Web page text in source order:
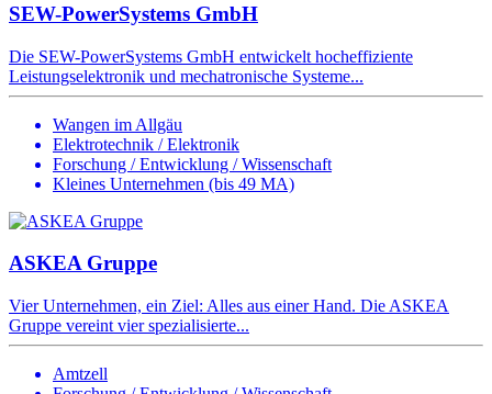
SEW-PowerSystems GmbH
Die SEW-PowerSystems GmbH entwickelt hocheffiziente
Leistungselektronik und mechatronische Systeme...
Wangen im Allgäu
Elektrotechnik / Elektronik
Forschung / Entwicklung / Wissenschaft
Kleines Unternehmen (bis 49 MA)
ASKEA Gruppe
Vier Unternehmen, ein Ziel: Alles aus einer Hand. Die ASKEA
Gruppe vereint vier spezialisierte...
Amtzell